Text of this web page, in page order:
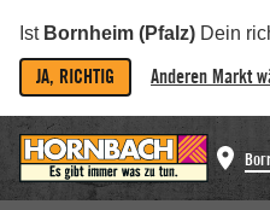
Ist Bornheim (Pfalz) Dein
JA, RICHTIG Anderen Markt